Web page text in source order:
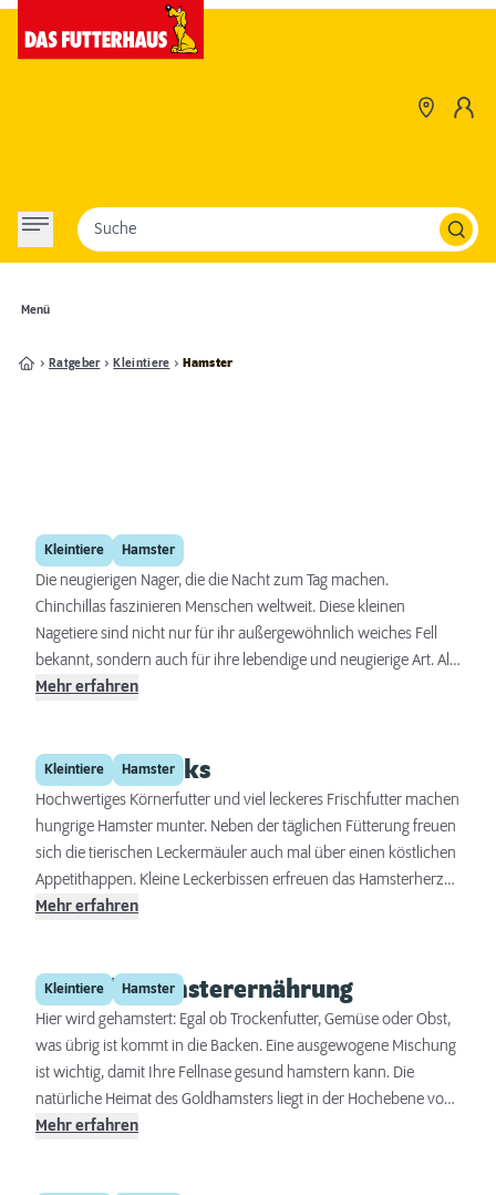
Menü
Suche
Ratgeber Kleintiere Hamster
Kleintiere Hamster
Chinchilla
Die neugierigen Nager, die die Nacht zum Tag machen.
Chinchillas faszinieren Menschen weltweit. Diese kleinen
Nagetiere sind nicht nur für ihr außergewöhnlich weiches Fell
bekannt, sondern auch für ihre lebendige und neugierige Art. Als
nachtaktive Tiere bringen Chinchillas eine besondere Dynamik in
Ernährung und die Gesundheit von Chinchillas.
Mehr erfahren
Kleintiere Hamster
Hamstersnacks
Hochwertiges Körnerfutter und viel leckeres Frischfutter machen
hungrige Hamster munter. Neben der täglichen Fütterung freuen
sich die tierischen Leckermäuler auch mal über einen köstlichen
Appetithappen. Kleine Leckerbissen erfreuen das Hamsterherz
und motivieren auch träge Tiere zu Spiel und Bewegung.
Mehr erfahren
Kleintiere Hamster
Gesunde Hamsterernährung
Hier wird gehamstert: Egal ob Trockenfutter, Gemüse oder Obst,
was übrig ist kommt in die Backen. Eine ausgewogene Mischung
ist wichtig, damit Ihre Fellnase gesund hamstern kann. Die
natürliche Heimat des Goldhamsters liegt in der Hochebene von
Aleppo, in Nordsyrien. Dort geht der Hamster im Schutz der
Mehr erfahren